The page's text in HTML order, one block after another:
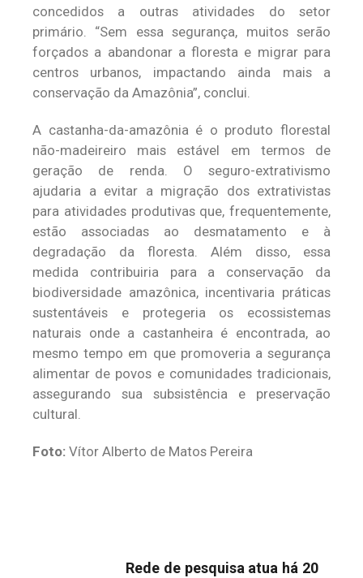
concedidos a outras atividades do setor
primário. “Sem essa segurança, muitos serão
forçados a abandonar a floresta e migrar para
centros urbanos, impactando ainda mais a
conservação da Amazônia”, conclui.
A castanha-da-amazônia é o produto florestal
não-madeireiro mais estável em termos de
geração de renda. O seguro-extrativismo
ajudaria a evitar a migração dos extrativistas
para atividades produtivas que, frequentemente,
estão associadas ao desmatamento e à
degradação da floresta. Além disso, essa
medida contribuiria para a conservação da
biodiversidade amazônica, incentivaria práticas
sustentáveis e protegeria os ecossistemas
naturais onde a castanheira é encontrada, ao
mesmo tempo em que promoveria a segurança
alimentar de povos e comunidades tradicionais,
assegurando sua subsistência e preservação
cultural.
Foto: Vítor Alberto de Matos Pereira
Rede de pesquisa atua há 20